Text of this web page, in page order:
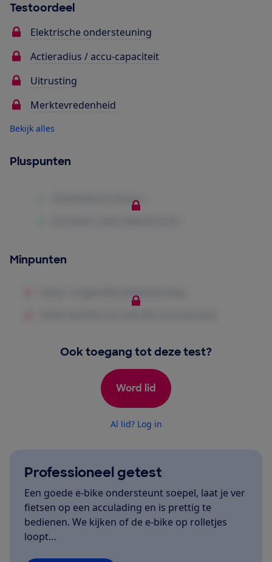
Testoordeel
Elektrische ondersteuning
Actieradius / accu-capaciteit
Uitrusting
Merktevredenheid
Bekijk alles
Pluspunten
Minpunten
Ook toegang tot deze test?
Word lid
Al lid? Log in
Professioneel getest
Een goede e-bike ondersteunt soepel, laat je ver
fietsen op een acculading en is prettig te
bedienen. We kijken of de e-bike op rolletjes
loopt…